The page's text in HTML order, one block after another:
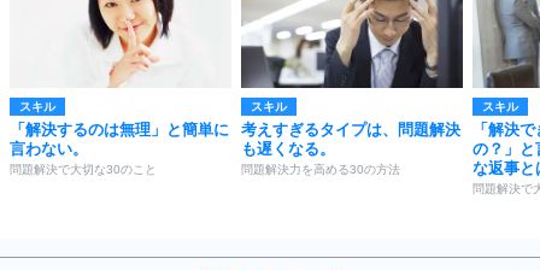
スキル
「解決するのは無理」と簡単に
言わない。
問題解決で大切な30のこと
スキル
考えすぎるタイプは、問題解決
も遅くなる。
問題解決力を高める30の方法
スキル
「解決
の？」と
な返事と
問題解決で